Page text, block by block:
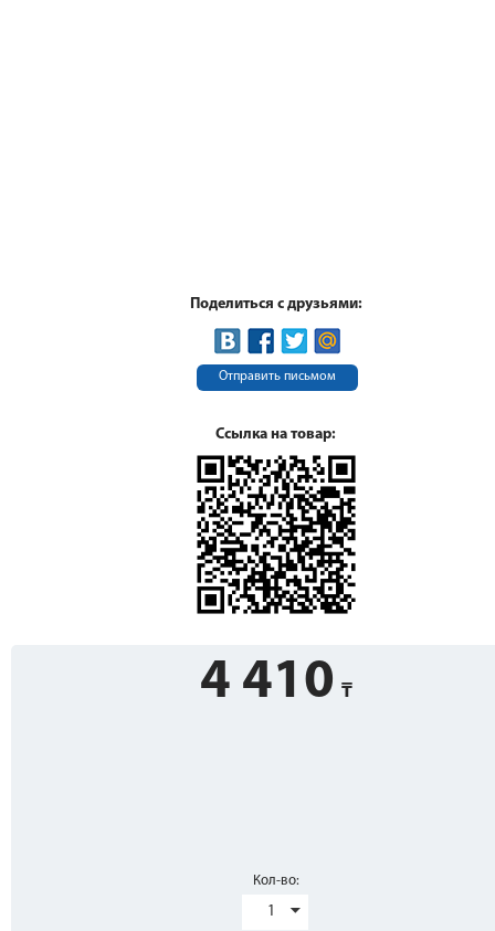
Поделиться с друзьями:
Отправить письмом
Ссылка на товар:
4 410
Кол-во:
1